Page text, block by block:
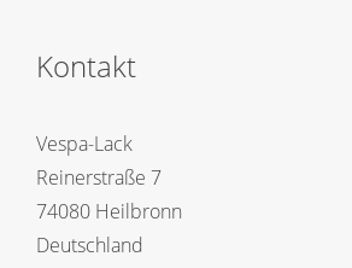
Kontakt
Vespa-Lack
Reinerstraße 7
74080 Heilbronn
Deutschland